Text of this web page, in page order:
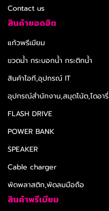
Contact us
สินค้ายอดฮิต
แก้วพรีเมียม
ขวดน้ำ กระบอกน้ำ กระติกน้ำ
สินค้าไอที,อุปกรณ์ IT
อุปกรณ์สำนักงาน,สมุดโน้ต,ไดอารี่
FLASH DRIVE
POWER BANK
SPEAKER
Cable charger
พัดพลาสติก,พัดลมมือถือ
สินค้าพรีเมียม